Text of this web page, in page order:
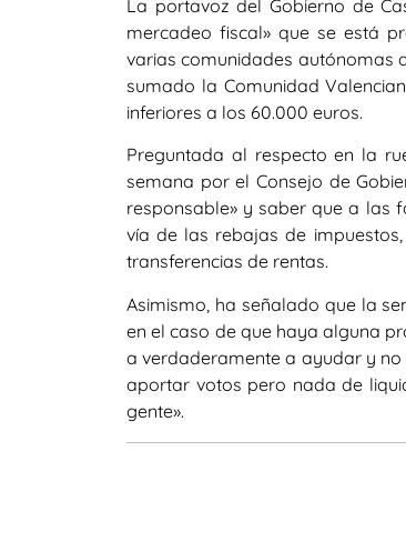
La portavoz del Gobierno de
mercadeo fiscal» que se está
varias comunidades autónomas
sumado la Comunidad
inferiores a los 60.000 euros.
Preguntada al respecto en la
semana por el Consejo de
responsable» y saber que a las
vía de las rebajas de
transferencias de rentas.
Asimismo, ha señalado que la
en el caso de que haya alguna
a verdaderamente a ayudar y
aportar votos pero nada de
gente».